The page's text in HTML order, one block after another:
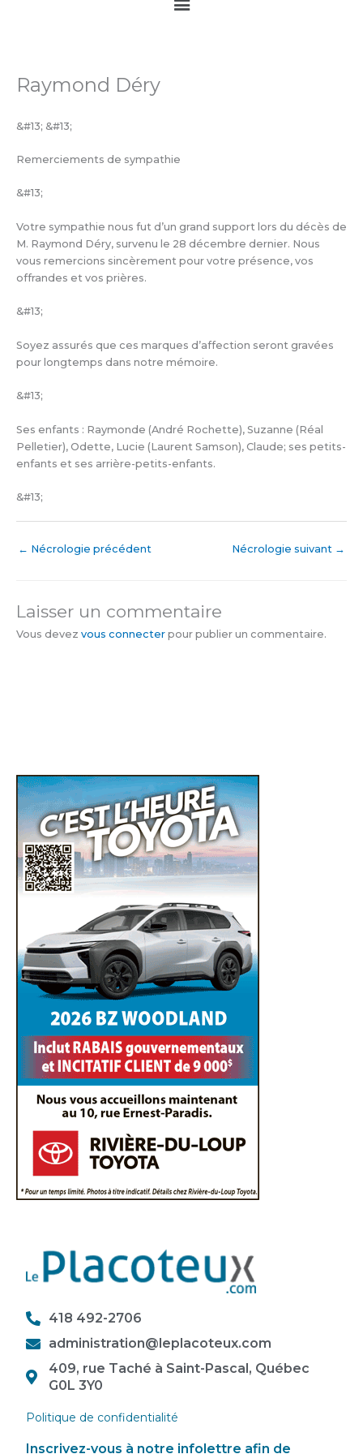
Raymond Déry
&#13; &#13;
Remerciements de sympathie
&#13;
Votre sympathie nous fut d’un grand support lors du décès de
M. Raymond Déry, survenu le 28 décembre dernier. Nous
vous remercions sincèrement pour votre présence, vos
offrandes et vos prières.
&#13;
Soyez assurés que ces marques d’affection seront gravées
pour longtemps dans notre mémoire.
&#13;
Ses enfants : Raymonde (André Rochette), Suzanne (Réal
Pelletier), Odette, Lucie (Laurent Samson), Claude; ses petits-
enfants et ses arrière-petits-enfants.
&#13;
← Nécrologie précédent Nécrologie suivant →
Laisser un commentaire
Vous devez vous connecter pour publier un commentaire.
418 492-2706
administration@leplacoteux.com
409, rue Taché à Saint-Pascal, Québec
G0L 3Y0
Politique de confidentialité
Inscrivez-vous à notre infolettre afin de